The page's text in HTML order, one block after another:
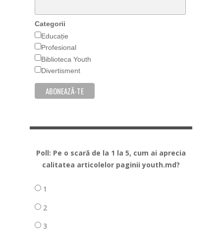
Categorii
Educație
Profesional
Biblioteca Youth
Divertisment
Poll: Pe o scară de la 1 la 5, cum ai aprecia
calitatea articolelor paginii youth.md?
1
2
3